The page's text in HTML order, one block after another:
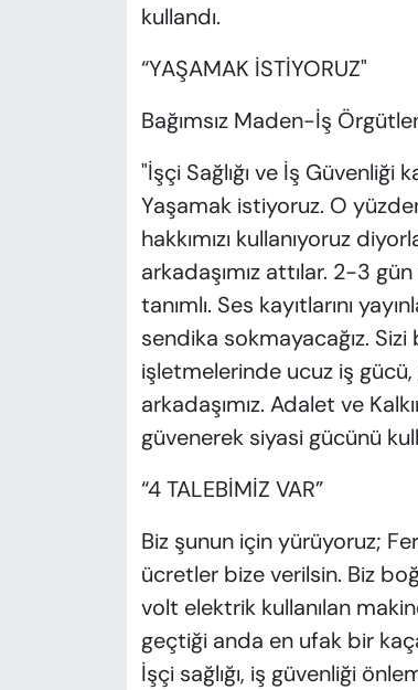
kullandı.
“YAŞAMAK İSTİYORUZ"
Bağımsız Maden-İş
"İşçi Sağlığı ve İş
Yaşamak istiyoruz. O
hakkımızı kullanıyoruz
arkadaşımız attılar. 2-3
tanımlı. Ses kayıtlarını
sendika sokmayacağız.
işletmelerinde ucuz iş
arkadaşımız. Adalet ve
güvenerek siyasi gücünü
“4 TALEBİMİZ VAR”
Biz şunun için yürüyoruz;
ücretler bize verilsin. Biz
volt elektrik kullanılan
geçtiği anda en ufak bir
İşçi sağlığı, iş güvenliği